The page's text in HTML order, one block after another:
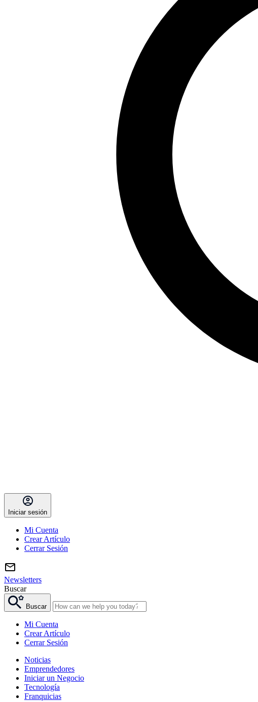
Iniciar sesión
Mi Cuenta
Crear Artículo
Cerrar Sesión
Newsletters
Buscar
Buscar
Mi Cuenta
Crear Artículo
Cerrar Sesión
Noticias
Emprendedores
Iniciar un Negocio
Tecnología
Franquicias